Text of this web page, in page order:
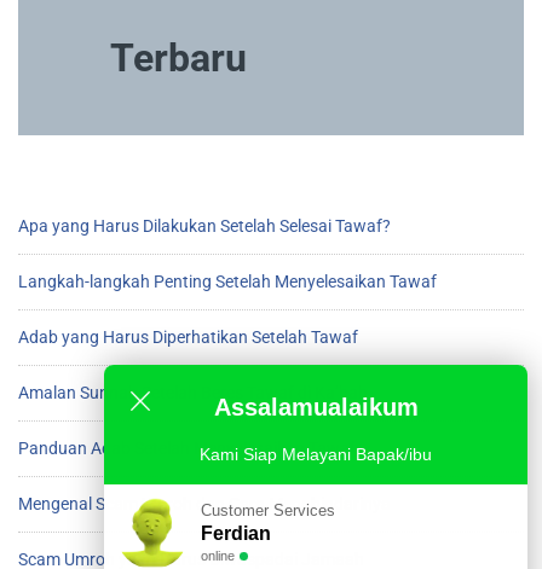
Terbaru
Apa yang Harus Dilakukan Setelah Selesai Tawaf?
Langkah-langkah Penting Setelah Menyelesaikan Tawaf
Adab yang Harus Diperhatikan Setelah Tawaf
Amalan Sunnah Setelah Beres Tawaf di Ka’bah
Panduan Adab Setelah Menyelesaikan Tawaf
Mengenal Scam Umroh dan Cara Menghindarinya
Scam Umroh yang Harus Diwaspadai Jamaah
Assalamualaikum
Kami Siap Melayani Bapak/ibu
Customer Services
Ferdian
online